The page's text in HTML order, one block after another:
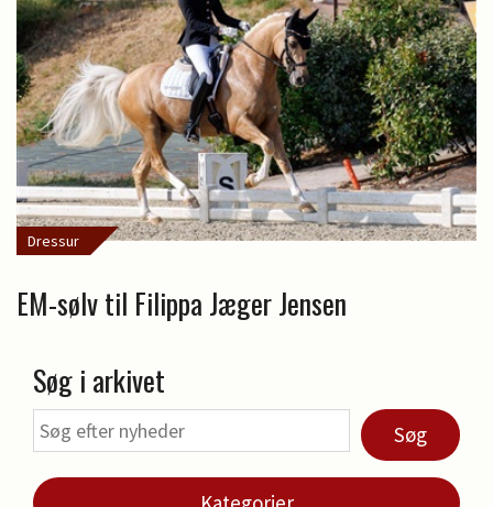
Dressur
EM-sølv til Filippa Jæger Jensen
Søg i arkivet
Søg